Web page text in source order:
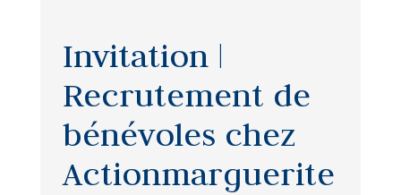
Invitation |
Recrutement de
bénévoles chez
Actionmarguerite